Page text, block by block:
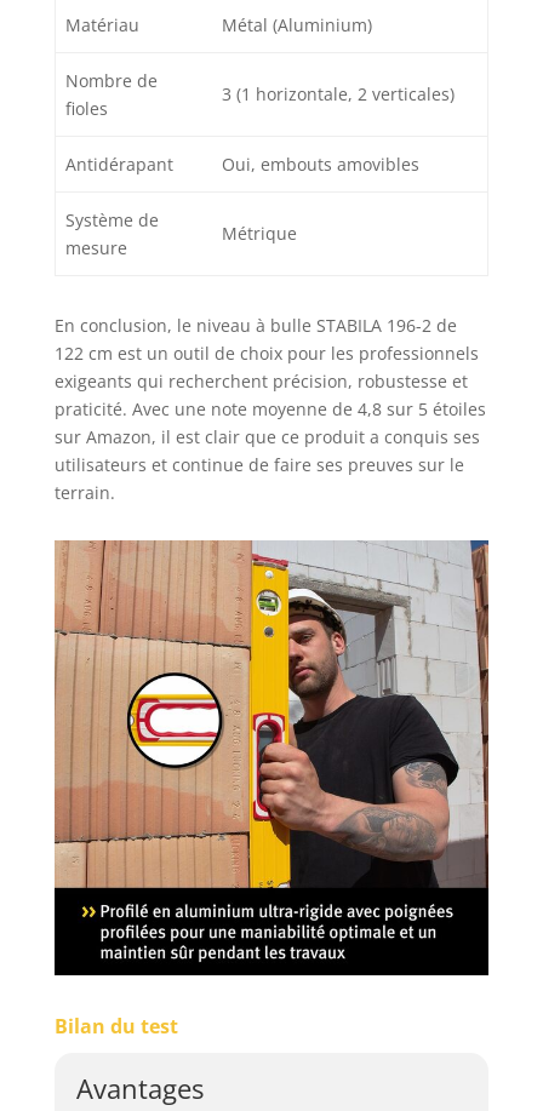
Matériau Métal (Aluminium)
Nombre de
fioles
3 (1 horizontale, 2 verticales)
Antidérapant Oui, embouts amovibles
Système de
mesure
Métrique
En conclusion, le niveau à bulle STABILA 196-2 de
122 cm est un outil de choix pour les professionnels
exigeants qui recherchent précision, robustesse et
praticité. Avec une note moyenne de 4,8 sur 5 étoiles
sur Amazon, il est clair que ce produit a conquis ses
utilisateurs et continue de faire ses preuves sur le
terrain.
Bilan du test
Avantages